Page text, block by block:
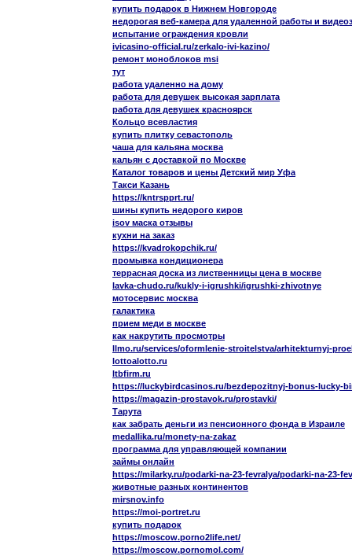
купить подарок в Нижнем Новгороде
недорогая веб-камера для удаленной работы и
испытание ограждения кровли
ivicasino-official.ru/zerkalo-ivi-kazino/
ремонт моноблоков msi
тут
работа удаленно на дому
работа для девушек высокая зарплата
работа для девушек красноярск
Кольцо всевластия
купить плитку севастополь
чаша для кальяна москва
кальян с доставкой по Москве
Каталог товаров и цены Детский мир Уфа
Такси Казань
https://kntrspprt.ru/
шины купить недорого киров
isov маска отзывы
кухни на заказ
https://kvadrokopchik.ru/
промывка кондиционера
террасная доска из лиственницы цена в москве
lavka-chudo.ru/kukly-i-igrushki/igrushki-zhivotnye
мотосервис москва
галактика
прием меди в москве
как накрутить просмотры
llmo.ru/services/oformlenie-stroitelstva/arhitekturnyj-
lottoalotto.ru
ltbfirm.ru
https://luckybirdcasinos.ru/bezdepozitnyj-bonus-lucky-
https://magazin-prostavok.ru/prostavki/
Тарута
как забрать деньги из пенсионного фонда в Израиле
medallika.ru/monety-na-zakaz
программа для управляющей компании
займы онлайн
https://milarky.ru/podarki-na-23-fevralya/podarki-na-23-
животные разных континентов
mirsnov.info
https://moi-portret.ru
купить подарок
https://moscow.porno2life.net/
https://moscow.pornomol.com/